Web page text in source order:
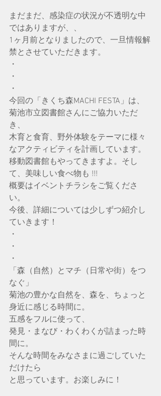
まだまだ、感染症の状況が不透明な中
ではありますが、、
1ヶ月前となりましたので、一旦情報解
禁とさせていただきます。
・
・
・
今回の「きくち森MACHI FESTA」は、
菊池市立図書館さんにご協力いただ
き、
木育と食育、野外体験をテーマに様々
なアクティビティを計画しています。
移動図書館もやってきますよ。そし
て、美味しい食べ物も !!!
概要はイベントチラシをご覧くださ
い。
今後、詳細については少しずつ紹介し
ていきます！
・
・
・
「森（自然）とマチ（日常や街）をつ
なぐ」
菊池の豊かな自然を、森を、ちょっと
身近に感じる時間に。
五感をフルに使って、
発見・まなび・わくわくが詰まった時
間に。
そんな時間をみなさまに過ごしていた
だけたら
と思っています。お楽しみに！